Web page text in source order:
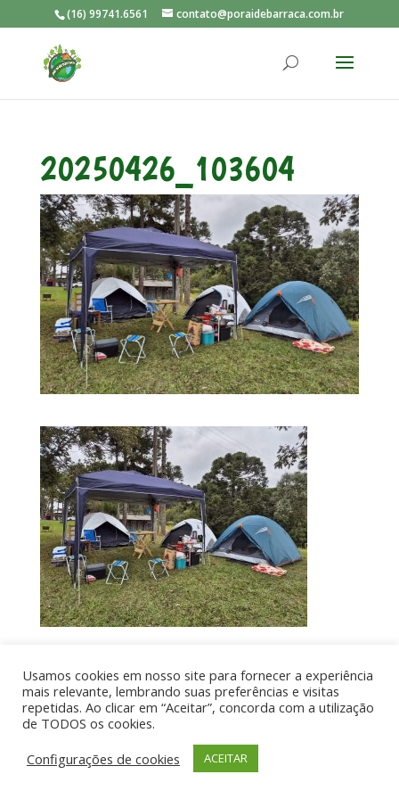
(16) 99741.6561 contato@poraidebarraca.com.br
20250426_103604
Por aí de Barraca - direitos reservados - Desenvolvido
por UIA WEB
Usamos cookies em nosso site para fornecer a experiência
mais relevante, lembrando suas preferências e visitas
repetidas. Ao clicar em “Aceitar”, concorda com a utilização
de TODOS os cookies.
Configurações de cookies
ACEITAR